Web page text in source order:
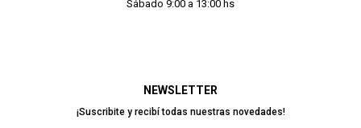
NEWSLETTER
¡Suscribite y recibí todas nuestras novedades!
Sábado 9:00 a 13:00 hs